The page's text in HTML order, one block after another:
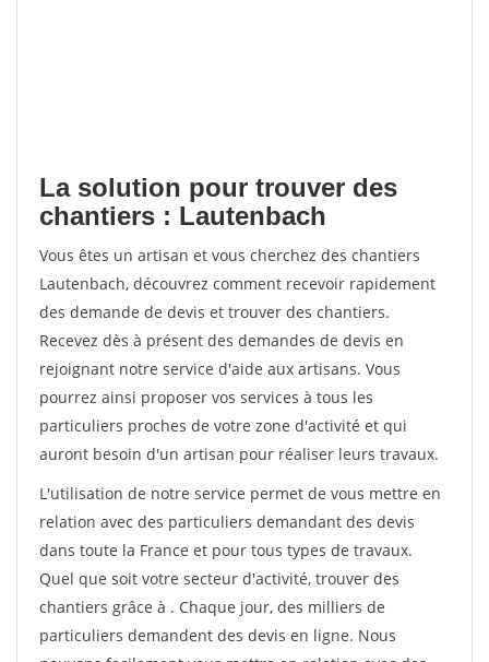
La solution pour trouver des
chantiers : Lautenbach
Vous êtes un artisan et vous cherchez des chantiers
Lautenbach, découvrez comment recevoir rapidement
des demande de devis et trouver des chantiers.
Recevez dès à présent des demandes de devis en
rejoignant notre service d'aide aux artisans. Vous
pourrez ainsi proposer vos services à tous les
particuliers proches de votre zone d'activité et qui
auront besoin d'un artisan pour réaliser leurs travaux.
L'utilisation de notre service permet de vous mettre en
relation avec des particuliers demandant des devis
dans toute la France et pour tous types de travaux.
Quel que soit votre secteur d'activité, trouver des
chantiers grâce à . Chaque jour, des milliers de
particuliers demandent des devis en ligne. Nous